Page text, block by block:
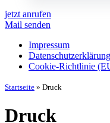
jetzt anrufen
Mail senden
Impressum
Datenschutz­erklärung
Cookie-Richtlinie
Startseite » Druck
Druck